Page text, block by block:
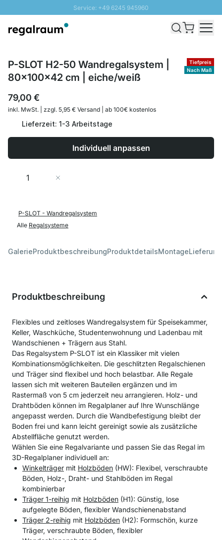
Service: +49 6245 945960
Schnelle Lieferung - Gratis Versand ab 100€
Tiefpreis
Nach Maß
P-SLOT H2-50 Wandregalsystem |
80x100x42 cm | eiche/weiß
79,00 €
inkl. MwSt. | zzgl. 5,95 € Versand | ab 100€ kostenlos
Lieferzeit: 1-3 Arbeitstage
Individuell anpassen
Menge
P-SLOT - Wandregalsystem
Alle Regalsysteme
GalerieProduktbeschreibungProduktdetailsMontage
Produktbeschreibung
Flexibles und zeitloses Wandregalsystem für Speisekammer,
Keller, Waschküche, Studentenwohnung und Ladenbau mit
Wandschienen + Trägern aus Stahl.
Das Regalsystem P-SLOT ist ein Klassiker mit vielen
Kombinationsmöglichkeiten. Die geschlitzten Regalschienen
und Träger sind flexibel und hoch belastbar. Alle Regale
lassen sich mit weiteren Bauteilen ergänzen und im
Rastermaß von 5 cm jederzeit neu arrangieren. Holz- und
Drahtböden können im Regalplaner auf Ihre Wunschlänge
angepasst werden. Durch die Wandbefestigung bleibt der
Boden frei und kann leicht gereinigt sowie als zusätzliche
Abstellfläche genutzt werden.
Wählen Sie eine Regalvariante und passen Sie das Regal im
3D-Regalplaner individuell an:
Winkelträger mit Holzböden (HW): Flexibel, verschraubte
Böden, Holz-, Draht- und Stahlböden im Regal
kombinierbar
Träger 1-reihig mit Holzböden (H1): Günstig, lose
aufgelegte Böden, flexibler Wandschienenabstand
Träger 2-reihig mit Holzböden (H2): Formschön, kurze
Träger, verschraubte Böden, flexibler